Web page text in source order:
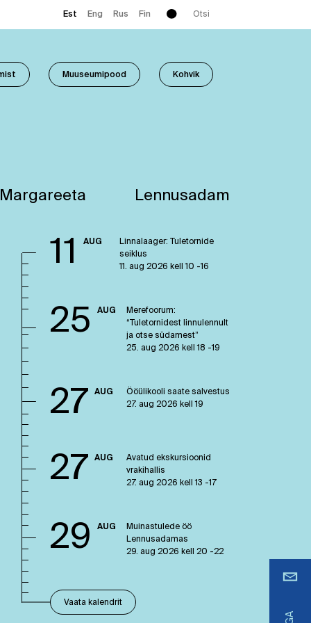
Est Eng Rus Fin
Enter
Muuseumipood Kohvik
Margareeta Lennusadam
11 AUG
Linnalaager: Tuletornide
seiklus
11. aug 2026 kell 10 -16
25 AUG
Merefoorum:
“Tuletornidest linnulennult
ja otse südamest”
25. aug 2026 kell 18 -19
27 AUG
Ööülikooli saate salvestus
27. aug 2026 kell 19
27 AUG
Avatud ekskursioonid
vrakihallis
27. aug 2026 kell 13 -17
29 AUG
Muinastulede öö
Lennusadamas
29. aug 2026 kell 20 -22
Vaata kalendrit